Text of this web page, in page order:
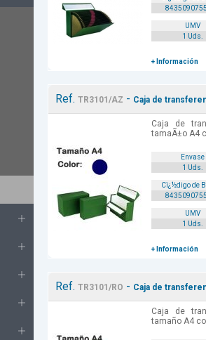
UMV
1 Uds.
+ Información
Ref. TR3101/AZ - Caja de
Caja de
tamaÃ±o A4
Envase
1 Uds.
Cï¿½digo de
UMV
1 Uds.
+ Información
Ref. TR3101/RO - Caja de
Caja de
tamaño A4